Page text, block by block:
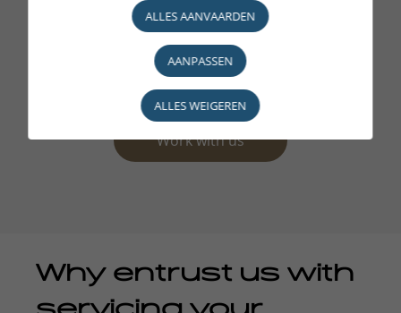
Work with us
Why entrust us with
ALLES AANVAARDEN
AANPASSEN
ALLES WEIGEREN